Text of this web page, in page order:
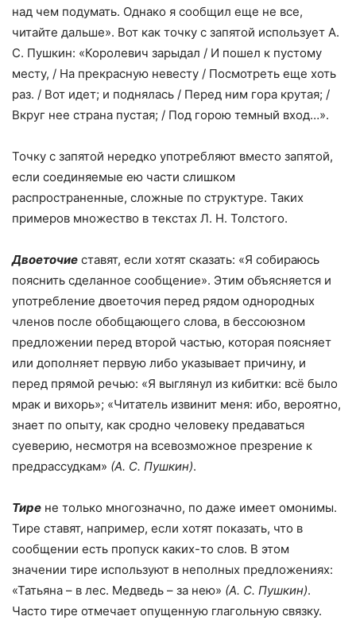
над чем подумать. Однако я сообщил еще не все,
читайте дальше». Вот как точку с запятой использует А.
С. Пушкин: «Королевич зарыдал / И пошел к пустому
месту, / На прекрасную невесту / Посмотреть еще хоть
раз. / Вот идет; и поднялась / Перед ним гора крутая; /
Вкруг нее страна пустая; / Под горою темный вход…».
Точку с запятой нередко употребляют вместо запятой,
если соединяемые ею части слишком
распространенные, сложные по структуре. Таких
примеров множество в текстах Л. Н. Толстого.
Двоеточие ставят, если хотят сказать: «Я собираюсь
пояснить сделанное сообщение». Этим объясняется и
употребление двоеточия перед рядом однородных
членов после обобщающего слова, в бессоюзном
предложении перед второй частью, которая поясняет
или дополняет первую либо указывает причину, и
перед прямой речью: «Я выглянул из кибитки: всё было
мрак и вихорь»; «Читатель извинит меня: ибо, вероятно,
знает по опыту, как сродно человеку предаваться
суеверию, несмотря на всевозможное презрение к
предрассудкам» (А. С. Пушкин).
Тире не только многозначно, по даже имеет омонимы.
Тире ставят, например, если хотят показать, что в
сообщении есть пропуск каких-то слов. В этом
значении тире используют в неполных предложениях:
«Татьяна – в лес. Медведь – за нею» (А. С. Пушкин).
Часто тире отмечает опущенную глагольную связку.